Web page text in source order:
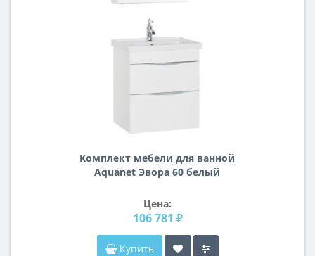
Комплект мебели для ванной
Aquanet Эвора 60 белый
Цена:
106 781 ₽
Купить